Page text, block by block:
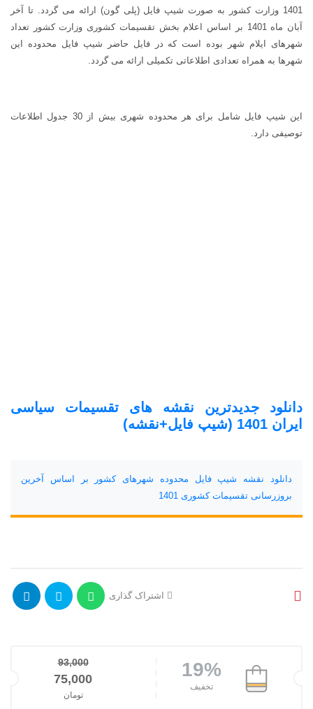
1401 وزارت کشور به صورت شیپ فایل (پلی گون) ارائه می گردد. تا آخر
آبان ماه 1401 بر اساس اعلام بخش تقسیمات کشوری وزارت کشور تعداد
شهرهای ایلام شهر بوده است که در فایل حاضر شیپ فایل محدوده این
شهرها به همراه تعدادی اطلاعاتی تکمیلی ارائه می گردد.
این شیپ فایل شامل برای هر محدوده شهری بیش از 30 جدول اطلاعات
توصیفی دارد.
دانلود جدیدترین نقشه های تقسیمات سیاسی
ایران 1401 (شیپ فایل+نقشه)
دانلود نقشه شیپ فایل محدوده شهرهای کشور بر اساس آخرین
بروزرسانی تقسیمات کشوری 1401
اشتراک گذاری
19%
تخفیف
93,000
قیمت اصلی: 93,000تومان بود.
75,000
تومان